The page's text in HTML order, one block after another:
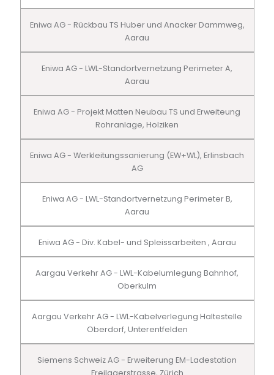
Eniwa AG - Rückbau TS Huber und Anacker Dammweg,
Aarau
Eniwa AG - LWL-Standortvernetzung Perimeter A,
Aarau
Eniwa AG - Projekt Matten Neubau TS und Erweiteung
Rohranlage, Holziken
Eniwa AG - Werkleitungssanierung (EW+WL), Erlinsbach
AG
Eniwa AG - LWL-Standortvernetzung Perimeter B,
Aarau
Eniwa AG - Div. Kabel- und Spleissarbeiten , Aarau
Aargau Verkehr AG - LWL-Kabelumlegung Bahnhof,
Oberkulm
Aargau Verkehr AG - LWL-Kabelverlegung Haltestelle
Oberdorf, Unterentfelden
Siemens Schweiz AG - Erweiterung EM-Ladestation
Freilagerstrasse, Zürich